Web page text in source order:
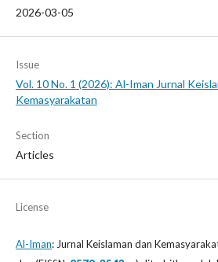
2026-03-05
Issue
Vol. 10 No. 1 (2026): Al-Iman Jurnal
Kemasyarakatan
Section
Articles
License
Al-Iman: Jurnal Keislaman dan